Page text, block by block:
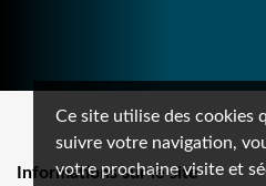
Ce site utilise des cookies
suivre votre navigation,
votre prochaine visite et
Informations sur le site